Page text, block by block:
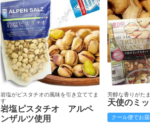
岩塩がピスタチオの風味を引き立ててま
す
岩塩ピスタチオ アルペ
ンザルツ使用
芳醇な香りがた
天使のミ
クール便でお届